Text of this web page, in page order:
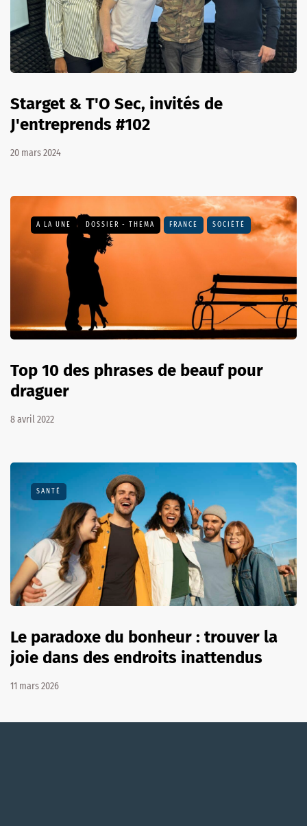
Starget & T'O Sec, invités de
J'entreprends #102
20 mars 2024
A LA UNE DOSSIER - THEMA FRANCE SOCIÉTÉ
Top 10 des phrases de beauf pour
draguer
8 avril 2022
SANTÉ
Le paradoxe du bonheur : trouver la
joie dans des endroits inattendus
11 mars 2026